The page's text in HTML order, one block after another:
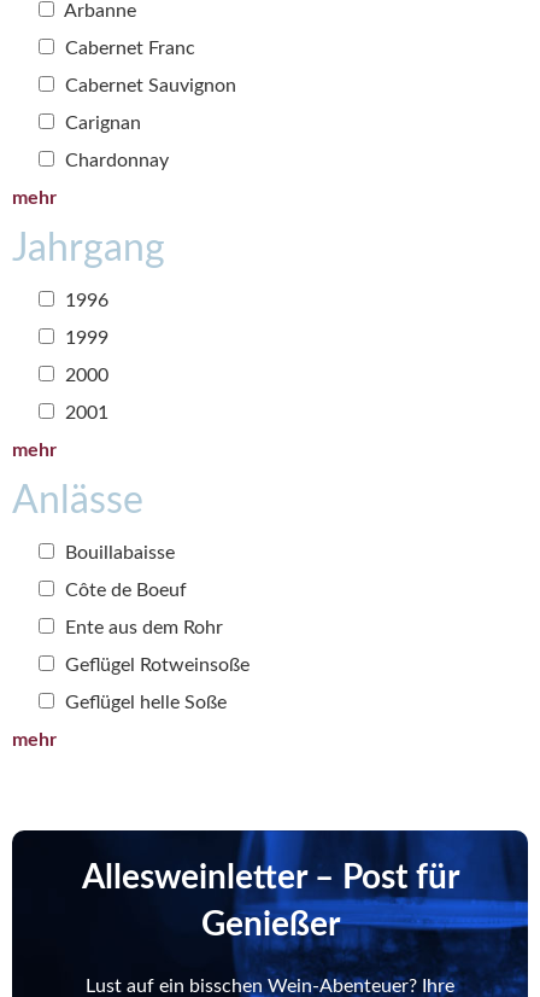
Arbanne
Cabernet Franc
Cabernet Sauvignon
Carignan
Chardonnay
mehr
Jahrgang
1996
1999
2000
2001
mehr
Anlässe
Bouillabaisse
Côte de Boeuf
Ente aus dem Rohr
Geflügel Rotweinsoße
Geflügel helle Soße
mehr
Allesweinletter – Post für
Genießer
Lust auf ein bisschen Wein-Abenteuer? Ihre